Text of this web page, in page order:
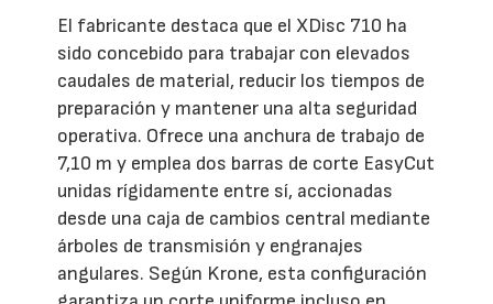
El fabricante destaca que el XDisc 710 ha
sido concebido para trabajar con elevados
caudales de material, reducir los tiempos de
preparación y mantener una alta seguridad
operativa. Ofrece una anchura de trabajo de
7,10 m y emplea dos barras de corte EasyCut
unidas rígidamente entre sí, accionadas
desde una caja de cambios central mediante
árboles de transmisión y engranajes
angulares. Según Krone, esta configuración